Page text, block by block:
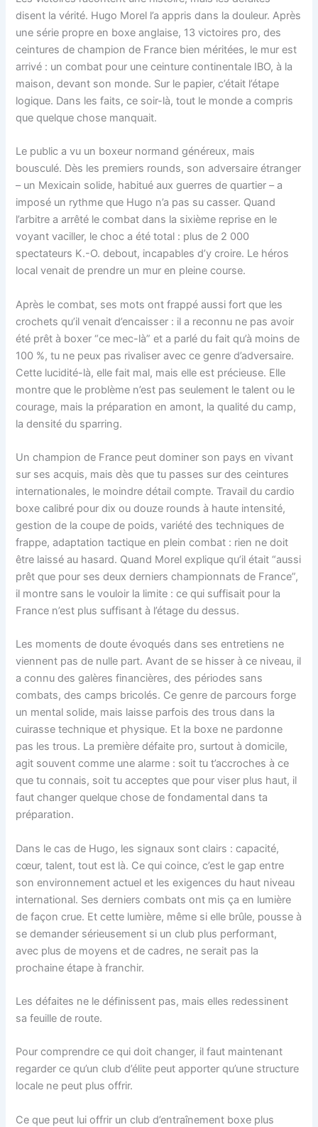
disent la vérité. Hugo Morel l’a appris dans la douleur. Après
une série propre en boxe anglaise, 13 victoires pro, des
ceintures de champion de France bien méritées, le mur est
arrivé : un combat pour une ceinture continentale IBO, à la
maison, devant son monde. Sur le papier, c’était l’étape
logique. Dans les faits, ce soir-là, tout le monde a compris
que quelque chose manquait.
Le public a vu un boxeur normand généreux, mais
bousculé. Dès les premiers rounds, son adversaire étranger
– un Mexicain solide, habitué aux guerres de quartier – a
imposé un rythme que Hugo n’a pas su casser. Quand
l’arbitre a arrêté le combat dans la sixième reprise en le
voyant vaciller, le choc a été total : plus de 2 000
spectateurs K.-O. debout, incapables d’y croire. Le héros
local venait de prendre un mur en pleine course.
Après le combat, ses mots ont frappé aussi fort que les
crochets qu’il venait d’encaisser : il a reconnu ne pas avoir
été prêt à boxer “ce mec-là” et a parlé du fait qu’à moins de
100 %, tu ne peux pas rivaliser avec ce genre d’adversaire.
Cette lucidité-là, elle fait mal, mais elle est précieuse. Elle
montre que le problème n’est pas seulement le talent ou le
courage, mais la préparation en amont, la qualité du camp,
la densité du sparring.
Un champion de France peut dominer son pays en vivant
sur ses acquis, mais dès que tu passes sur des ceintures
internationales, le moindre détail compte. Travail du cardio
boxe calibré pour dix ou douze rounds à haute intensité,
gestion de la coupe de poids, variété des techniques de
frappe, adaptation tactique en plein combat : rien ne doit
être laissé au hasard. Quand Morel explique qu’il était “aussi
prêt que pour ses deux derniers championnats de France”,
il montre sans le vouloir la limite : ce qui suffisait pour la
France n’est plus suffisant à l’étage du dessus.
Les moments de doute évoqués dans ses entretiens ne
viennent pas de nulle part. Avant de se hisser à ce niveau, il
a connu des galères financières, des périodes sans
combats, des camps bricolés. Ce genre de parcours forge
un mental solide, mais laisse parfois des trous dans la
cuirasse technique et physique. Et la boxe ne pardonne
pas les trous. La première défaite pro, surtout à domicile,
agit souvent comme une alarme : soit tu t’accroches à ce
que tu connais, soit tu acceptes que pour viser plus haut, il
faut changer quelque chose de fondamental dans ta
préparation.
Dans le cas de Hugo, les signaux sont clairs : capacité,
cœur, talent, tout est là. Ce qui coince, c’est le gap entre
son environnement actuel et les exigences du haut niveau
international. Ses derniers combats ont mis ça en lumière
de façon crue. Et cette lumière, même si elle brûle, pousse à
se demander sérieusement si un club plus performant,
avec plus de moyens et de cadres, ne serait pas la
prochaine étape à franchir.
Les défaites ne le définissent pas, mais elles redessinent
sa feuille de route.
Pour comprendre ce qui doit changer, il faut maintenant
regarder ce qu’un club d’élite peut apporter qu’une structure
locale ne peut plus offrir.
Ce que peut lui offrir un club d’entraînement boxe plus